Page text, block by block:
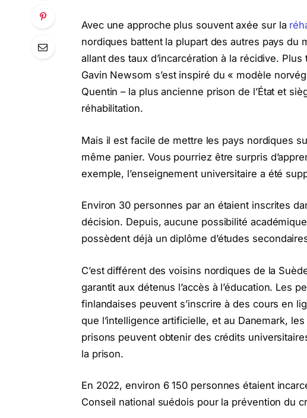
Avec une approche plus souvent axée sur la
nordiques battent la plupart des autres pays du
allant des taux d’incarcération à la récidive.
Gavin Newsom s’est inspiré du « modèle
Quentin – la plus ancienne prison de l’État et
réhabilitation.
Mais il est facile de mettre les pays nordiques
même panier. Vous pourriez être surpris
exemple, l’enseignement universitaire a été
Environ 30 personnes par an étaient inscrites
décision. Depuis, aucune possibilité
possèdent déjà un diplôme d’études
C’est différent des voisins nordiques de la
garantit aux détenus l’accès à l’éducation. Les
finlandaises peuvent s’inscrire à des cours en
que l’intelligence artificielle, et au Danemark,
prisons peuvent obtenir des crédits
la prison.
En 2022, environ 6 150 personnes étaient
Conseil national suédois pour la prévention du